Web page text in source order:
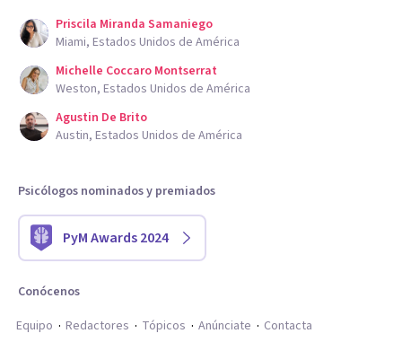
Priscila Miranda Samaniego
Miami, Estados Unidos de América
Michelle Coccaro Montserrat
Weston, Estados Unidos de América
Agustin De Brito
Austin, Estados Unidos de América
Psicólogos nominados y premiados
PyM Awards 2024
Conócenos
Equipo
Redactores Tópicos Anúnciate Contacta